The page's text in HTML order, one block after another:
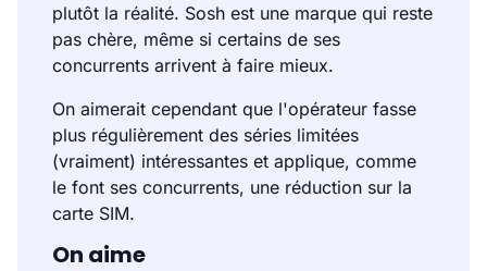
plutôt la réalité. Sosh est une marque qui reste
pas chère, même si certains de ses
concurrents arrivent à faire mieux.
On aimerait cependant que l'opérateur fasse
plus régulièrement des séries limitées
(vraiment) intéressantes et applique, comme
le font ses concurrents, une réduction sur la
carte SIM.
On aime